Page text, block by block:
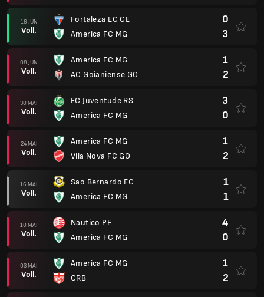
16 JUN
Voll.
Fortaleza EC CE
America FC MG
0
3
08 JUN
Voll.
America FC MG
AC Goianiense GO
1
2
30 MAI
Voll.
EC Juventude RS
America FC MG
3
0
24 MAI
Voll.
America FC MG
Vila Nova FC GO
1
2
16 MAI
Voll.
Sao Bernardo FC
America FC MG
1
1
10 MAI
Voll.
Nautico PE
America FC MG
4
0
03 MAI
Voll.
America FC MG
CRB
1
2